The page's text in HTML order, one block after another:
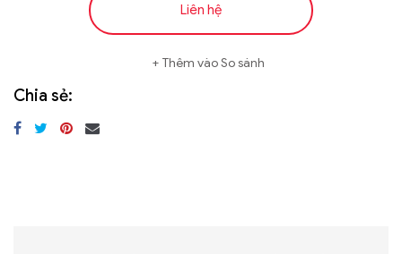
Liên hệ
Thêm vào So sánh
Chia sẻ: